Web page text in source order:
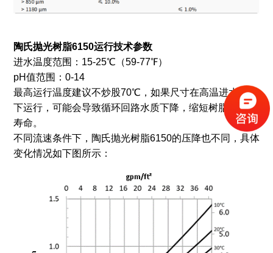
陶氏抛光树脂6150运行技术参数
进水温度范围：15-25℃（59-77℉）
pH值范围：0-14
最高运行温度建议不炒股70℃，如果尺寸在高温进水环境
下运行，可能会导致循环回路水质下降，缩短树脂的使用
寿命。
不同流速条件下，陶氏抛光树脂6150的压降也不同，具体
变化情况如下图所示：